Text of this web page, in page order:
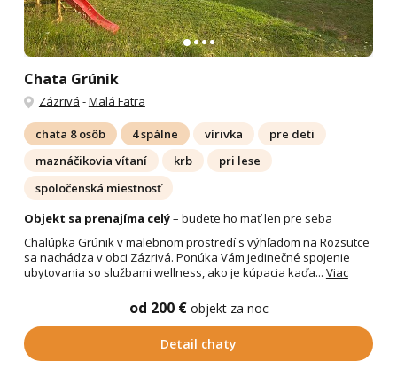
Chata Grúnik
Zázrivá -Malá Fatra
chata 8 osôb 4 spálne vírivka
pre deti
maznáčikovia vítaní
krb
pri lese
spoločenská miestnosť
Objekt sa prenajíma celý– budete ho mať len pre seba
Chalúpka Grúnik v malebnom prostredí s výhľadom na Rozsutce
sa nachádza v obci Zázrivá. Ponúka Vám jedinečné spojenie
ubytovania so službami wellness, ako je kúpacia kaďa... Viac
od 200 € objekt za noc
Detail chaty